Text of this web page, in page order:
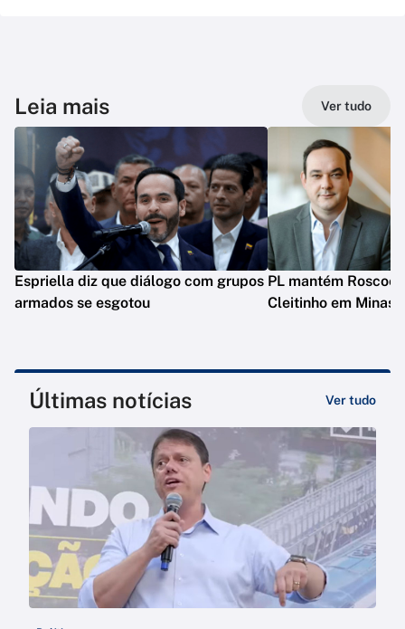
Leia mais Ver tudo
Espriella diz que diálogo com grupos
armados se esgotou
PL mantém Roscoe
Cleitinho em Minas
Últimas notícias Ver tudo